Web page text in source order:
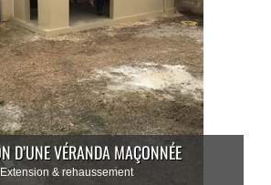
D’UNE VÉRANDA MAÇONNÉE
Extension & rehaussement